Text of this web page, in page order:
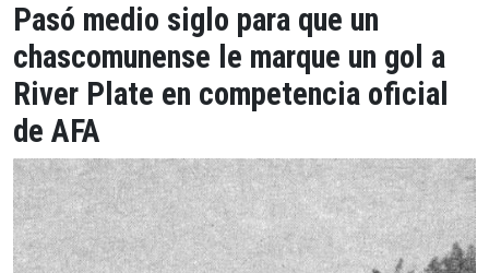
Pasó medio siglo para que un
chascomunense le marque un gol a
River Plate en competencia oficial
de AFA